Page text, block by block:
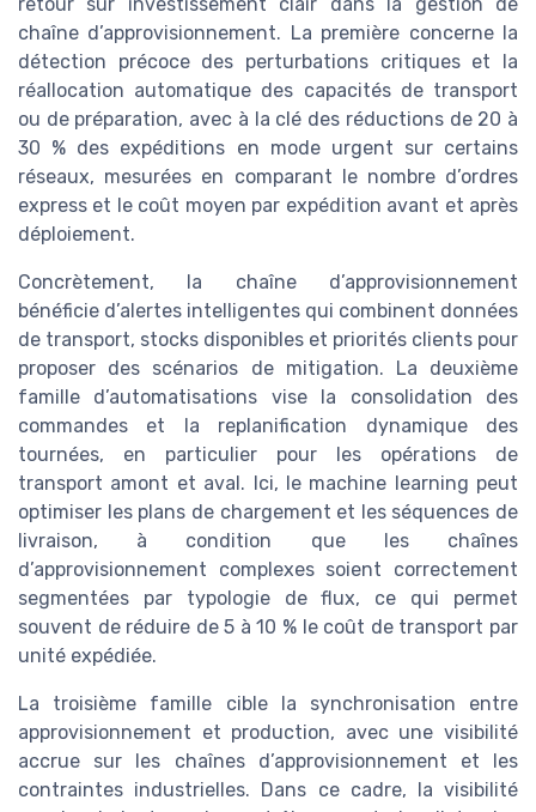
chaîne d’approvisionnement. La première concerne la
détection précoce des perturbations critiques et la
réallocation automatique des capacités de transport
ou de préparation, avec à la clé des réductions de 20 à
30 % des expéditions en mode urgent sur certains
réseaux, mesurées en comparant le nombre d’ordres
express et le coût moyen par expédition avant et après
déploiement.
Concrètement, la chaîne d’approvisionnement
bénéficie d’alertes intelligentes qui combinent données
de transport, stocks disponibles et priorités clients pour
proposer des scénarios de mitigation. La deuxième
famille d’automatisations vise la consolidation des
commandes et la replanification dynamique des
tournées, en particulier pour les opérations de
transport amont et aval. Ici, le machine learning peut
optimiser les plans de chargement et les séquences de
livraison, à condition que les chaînes
d’approvisionnement complexes soient correctement
segmentées par typologie de flux, ce qui permet
souvent de réduire de 5 à 10 % le coût de transport par
unité expédiée.
La troisième famille cible la synchronisation entre
approvisionnement et production, avec une visibilité
accrue sur les chaînes d’approvisionnement et les
contraintes industrielles. Dans ce cadre, la visibilité